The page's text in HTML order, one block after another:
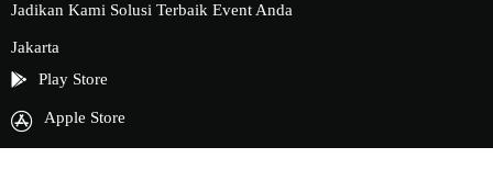
Jadikan Kami Solusi Terbaik Event Anda
Jakarta
Play Store
Apple Store